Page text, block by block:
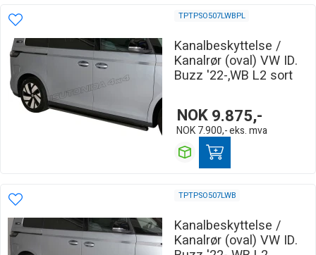
TPTPSO507LWBPL
Kanalbeskyttelse /
Kanalrør (oval) VW ID.
Buzz '22-,WB L2 sort
NOK9.875,-
NOK 7.900,-eks. mva
TPTPSO507LWB
Kanalbeskyttelse /
Kanalrør (oval) VW ID.